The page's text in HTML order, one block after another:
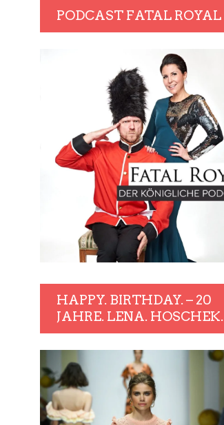
PODCAST FATAL ROYAL
HAPPY. BIRTHDAY. – 20
JAHRE. LENA. HOSCHEK.